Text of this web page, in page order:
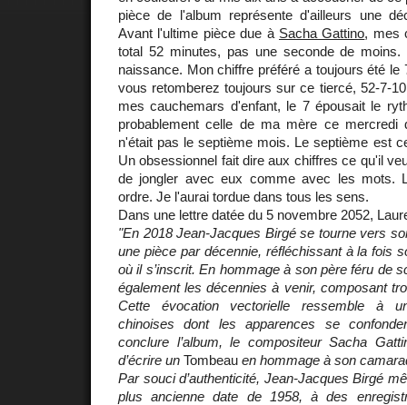
pièce de l'album représente d'ailleurs une
Avant l'ultime pièce due à Sacha Gattino, mes
total 52 minutes, pas une seconde de
naissance. Mon chiffre préféré a toujours été le
vous retomberez toujours sur ce tiercé, 52-7-
mes cauchemars d'enfant, le 7 épousait le
probablement celle de ma mère ce mercredi
n'était pas le septième mois. Le septième est
Un obsessionnel fait dire aux chiffres ce qu'il
de jongler avec eux comme avec les mots.
ordre. Je l'aurai tordue dans tous les sens.
Dans une lettre datée du 5 novembre 2052,
"En 2018 Jean-Jacques Birgé se tourne vers
une pièce par décennie, réfléchissant à la fois
où il s’inscrit. En hommage à son père féru de
également les décennies à venir, composant
Cette évocation vectorielle ressemble à
chinoises dont les apparences se
conclure l’album, le compositeur Sacha
d’écrire un Tombeau en hommage à son
Par souci d’authenticité, Jean-Jacques Birgé
plus ancienne date de 1958, à des